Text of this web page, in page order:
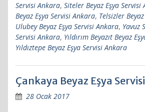
Servisi Ankara, Siteler Beyaz Eşya Servisi
Beyaz Eşya Servisi Ankara, Telsizler
Ulubey Beyaz Eşya Servisi Ankara, Yavuz
Servisi Ankara, Yıldırım Beyazıt Beyaz
Yıldıztepe Beyaz Eşya Servisi Ankara
Çankaya Beyaz Eşya
28 Ocak 2017